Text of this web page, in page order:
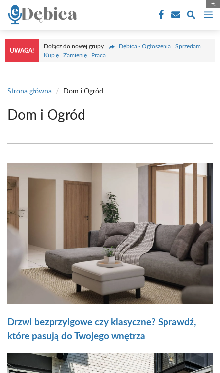
Przejdź
treści
UWAGA!
Dołącz do nowej grupy
Dębica - Ogłoszenia | Sprzedam |
Kupię | Zamienię | Praca
Strona główna / Dom i Ogród
Dom i Ogród
Drzwi bezprzylgowe czy klasyczne? Sprawdź,
które pasują do Twojego wnętrza